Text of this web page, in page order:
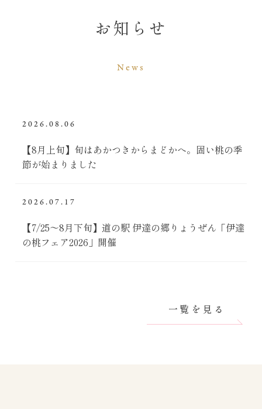
お知らせ
News
2026.08.06
【8月上旬】旬はあかつきからまどかへ。固い桃の季
節が始まりました
2026.07.17
【7/25～8月下旬】道の駅 伊達の郷りょうぜん「伊達
の桃フェア2026」開催
一覧を見る